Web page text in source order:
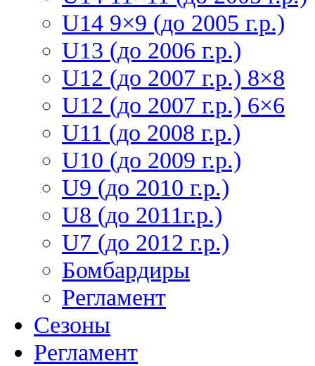
U14 9×9 (до 2005 г.р.)
U13 (до 2006 г.р.)
U12 (до 2007 г.р.) 8×8
U12 (до 2007 г.р.) 6×6
U11 (до 2008 г.р.)
U10 (до 2009 г.р.)
U9 (до 2010 г.р.)
U8 (до 2011г.р.)
U7 (до 2012 г.р.)
Бомбардиры
Регламент
Сезоны
Регламент